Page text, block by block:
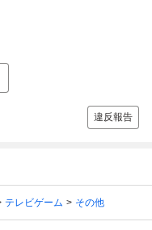
違反報告
テレビゲーム その他